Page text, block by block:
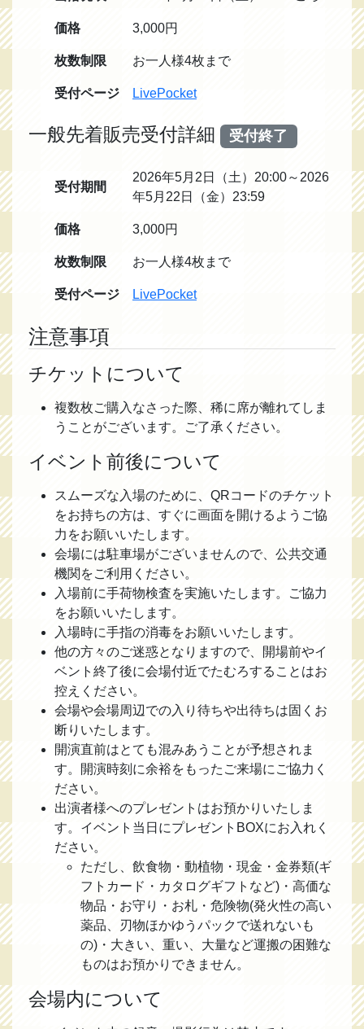
価格 3,000円
枚数制限 お一人様4枚まで
受付ページ LivePocket
一般先着販売受付詳細 受付終了
受付期間
2026年5月2日（土）20:00～2026
年5月22日（金）23:59
価格 3,000円
枚数制限 お一人様4枚まで
受付ページ LivePocket
注意事項
チケットについて
複数枚ご購入なさった際、稀に席が離れてしま
うことがございます。ご了承ください。
イベント前後について
スムーズな入場のために、QRコードのチケット
をお持ちの方は、すぐに画面を開けるようご協
力をお願いいたします。
会場には駐車場がございませんので、公共交通
機関をご利用ください。
入場前に手荷物検査を実施いたします。ご協力
をお願いいたします。
入場時に手指の消毒をお願いいたします。
他の方々のご迷惑となりますので、開場前やイ
ベント終了後に会場付近でたむろすることはお
控えください。
会場や会場周辺での入り待ちや出待ちは固くお
断りいたします。
開演直前はとても混みあうことが予想されま
す。開演時刻に余裕をもったご来場にご協力く
ださい。
出演者様へのプレゼントはお預かりいたしま
す。イベント当日にプレゼントBOXにお入れく
ださい。
ただし、飲食物・動植物・現金・金券類(ギ
フトカード・カタログギフトなど)・高価な
物品・お守り・お札・危険物(発火性の高い
薬品、刃物ほかゆうパックで送れないも
の)・大きい、重い、大量など運搬の困難な
ものはお預かりできません。
会場内について